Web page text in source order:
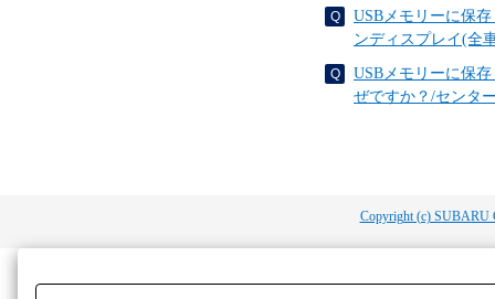
USBメモリーに保
ンディスプレイ(全
USBメモリーに保
ぜですか？/センタ
Copyright (c) SUBARU